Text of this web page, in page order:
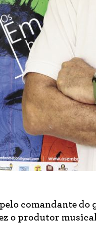
comandante do
o produtor